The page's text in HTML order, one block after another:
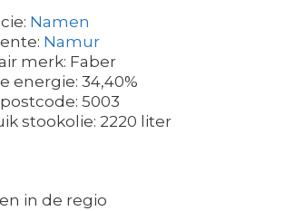
Namen
Namur
merk: Faber
energie: 34,40%
5003
stookolie: 2220 liter
in de regio